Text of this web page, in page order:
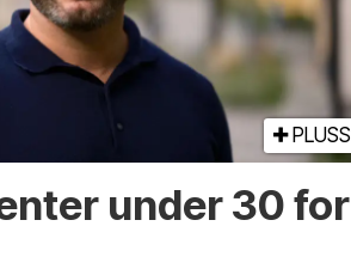
PLUSS
under 30 for